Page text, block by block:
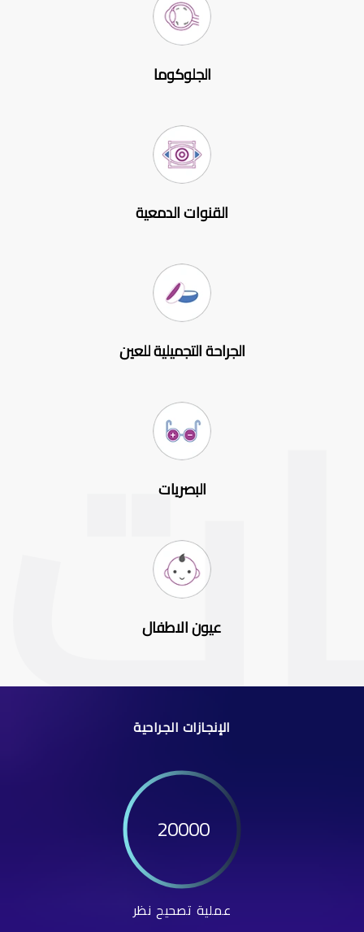
الجلوكوما
القنوات الدمعية
الجراحة التجميلية للعين
البصريات
عيون الاطفال
الإنجازات الجراحية
20000
عملية تصحيح نظر